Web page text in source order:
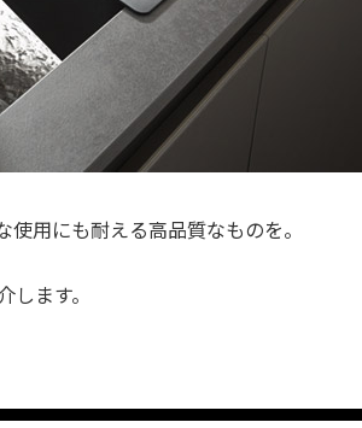
用にも耐える高品質なものを。
ます。